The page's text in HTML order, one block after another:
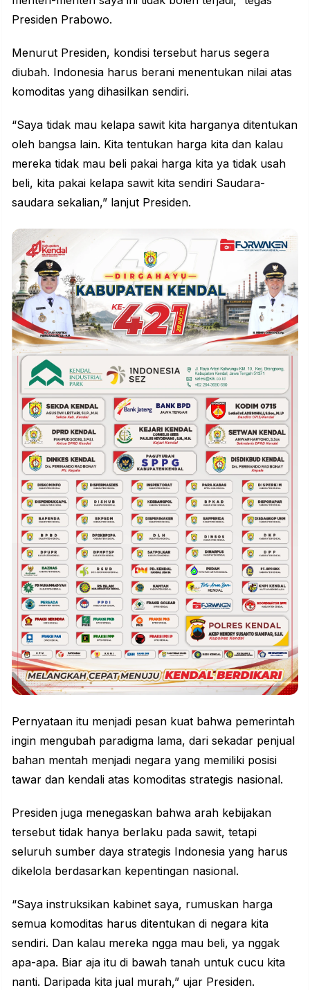
Presiden Prabowo.
Menurut Presiden, kondisi tersebut harus segera
diubah. Indonesia harus berani menentukan nilai atas
komoditas yang dihasilkan sendiri.
“Saya tidak mau kelapa sawit kita harganya ditentukan
oleh bangsa lain. Kita tentukan harga kita dan kalau
mereka tidak mau beli pakai harga kita ya tidak usah
beli, kita pakai kelapa sawit kita sendiri Saudara-
saudara sekalian,” lanjut Presiden.
Pernyataan itu menjadi pesan kuat bahwa pemerintah
ingin mengubah paradigma lama, dari sekadar penjual
bahan mentah menjadi negara yang memiliki posisi
tawar dan kendali atas komoditas strategis nasional.
Presiden juga menegaskan bahwa arah kebijakan
tersebut tidak hanya berlaku pada sawit, tetapi
seluruh sumber daya strategis Indonesia yang harus
dikelola berdasarkan kepentingan nasional.
“Saya instruksikan kabinet saya, rumuskan harga
semua komoditas harus ditentukan di negara kita
sendiri. Dan kalau mereka ngga mau beli, ya nggak
apa-apa. Biar aja itu di bawah tanah untuk cucu kita
nanti. Daripada kita jual murah,” ujar Presiden.